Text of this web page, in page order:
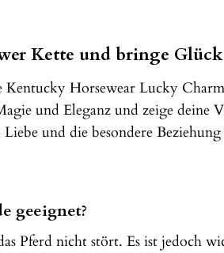
Kette und bringe
Horsewear Lucky
und Eleganz und zeige deine
und die besondere
geeignet?
Pferd nicht stört. Es ist jedoch